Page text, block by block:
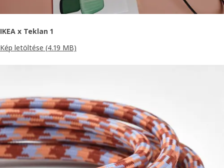
IKEA x Teklan 1
Kép letöltése (4.19 MB)